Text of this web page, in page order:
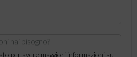
hai bisogno?